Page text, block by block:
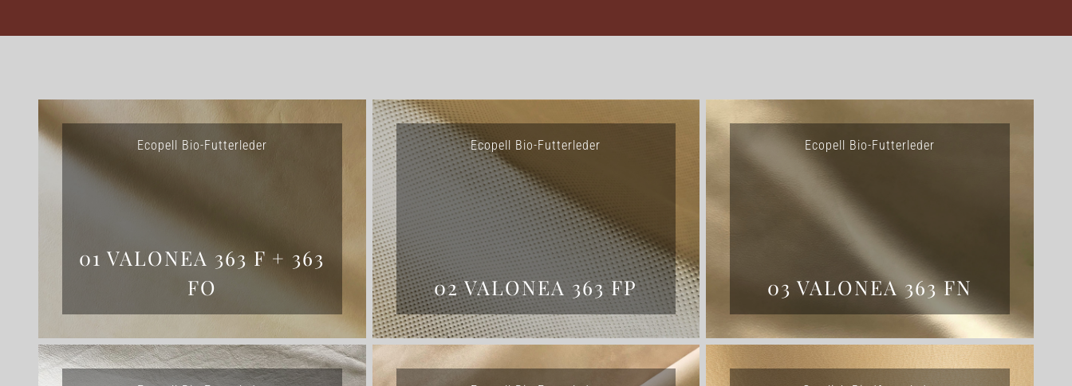
HOME
UNTERNEHMEN
LEDER
FELL
TEXTIL
Ecopell Bio-Futterleder
01 VALONEA 363 F + 363
FO
Ecopell Bio-Futterleder
02 VALONEA 363 FP
Ecopell Bio-Futterleder
03 VALONEA 363 FN